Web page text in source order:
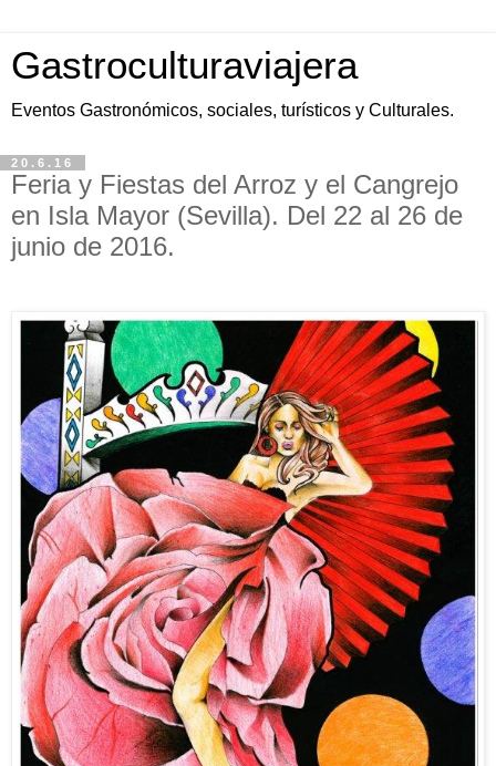
Gastroculturaviajera
Eventos Gastronómicos, sociales, turísticos y Culturales.
20.6.16
Feria y Fiestas del Arroz y el Cangrejo
en Isla Mayor (Sevilla). Del 22 al 26 de
junio de 2016.